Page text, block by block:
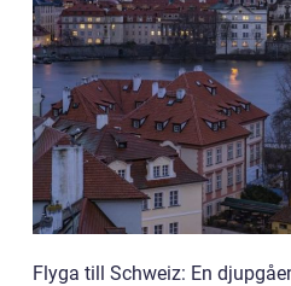
Flyga till Schweiz: En